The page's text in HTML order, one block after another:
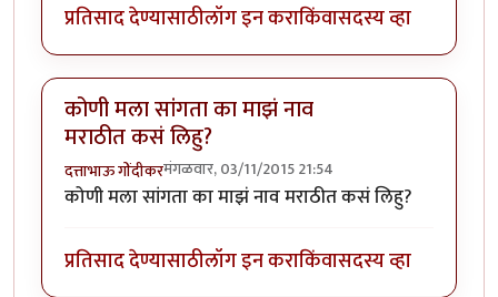
प्रतिसाद देण्यासाठीलॉग इन कराकिंवासदस्य व्हा
कोणी मला सांगता का माझं नाव
मराठीत कसं लिहु?
दत्ताभाऊ गोंदीकरमंगळवार, 03/11/2015 21:54
कोणी मला सांगता का माझं नाव मराठीत कसं लिहु?
प्रतिसाद देण्यासाठीलॉग इन कराकिंवासदस्य व्हा